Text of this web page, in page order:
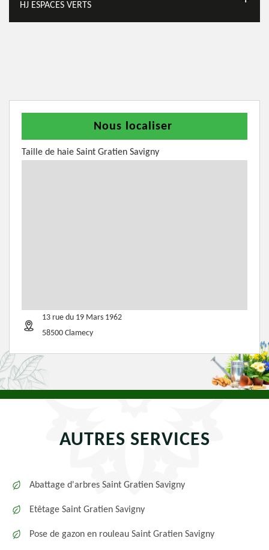
HJ ESPACES VERTS
Nous localiser
Taille de haie Saint Gratien Savigny
13 rue du 19 Mars 1962
58500 Clamecy
AUTRES SERVICES
Abattage d'arbres Saint Gratien Savigny
Etêtage Saint Gratien Savigny
Pose de gazon en rouleau Saint Gratien Savigny